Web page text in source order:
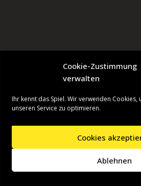
Cookie-Zustimmung
verwalten
Ihr kennt das Spiel. Wir verwenden Cookies,
unseren Service zu optimieren.
Cookies
Ablehnen
| Präsentiert vonWordPress
Presseinformationen